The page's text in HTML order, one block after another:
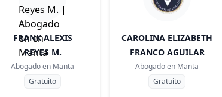
FRANK ALEXIS
REYES M.
Abogado en Manta
Gratuito
CAROLINA ELIZABETH
FRANCO AGUILAR
Abogado en Manta
Gratuito